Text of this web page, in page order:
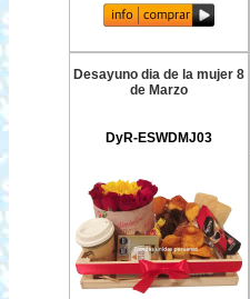
Desayuno dia de la mujer 8
de Marzo
DyR-ESWDMJ03